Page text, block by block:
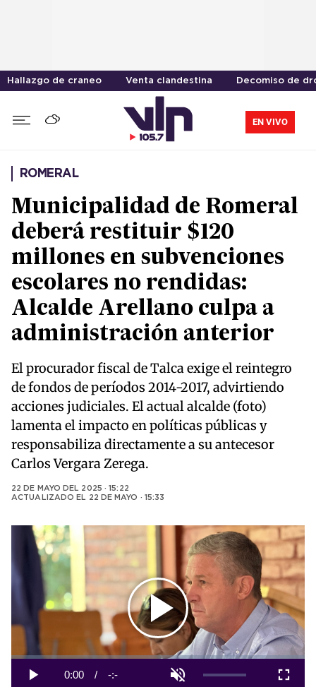
Hallazgo de craneo Venta clandestina Decomiso de
EN VIVO
ROMERAL
Municipalidad de Romeral
deberá restituir $120
millones en subvenciones
escolares no rendidas:
Alcalde Arellano culpa a
administración anterior
El procurador fiscal de Talca exige el reintegro
de fondos de períodos 2014-2017, advirtiendo
acciones judiciales. El actual alcalde (foto)
lamenta el impacto en políticas públicas y
responsabiliza directamente a su antecesor
Carlos Vergara Zerega.
22 DE MAYO DEL 2025 · 15:22
ACTUALIZADO EL 22 DE MAYO · 15:33
Play
Video
Play Unmute
Current
0:00 / Duration
-:-
Loaded:
Fullscreen